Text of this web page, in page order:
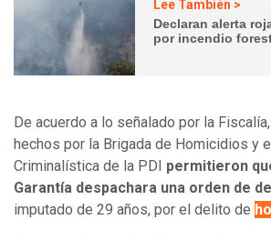
Lee También >
Declaran alerta
por incendio
De acuerdo a lo señalado por la
hechos por la Brigada de Homicidios y
Criminalística de la PDI permitieron
Garantía despachara una orden de
imputado de 29 años, por el delito de